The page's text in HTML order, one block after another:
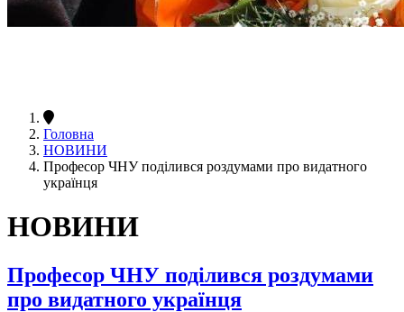
Головна
НОВИНИ
Професор ЧНУ поділився роздумами про видатного
українця
НОВИНИ
Професор ЧНУ поділився роздумами
про видатного українця